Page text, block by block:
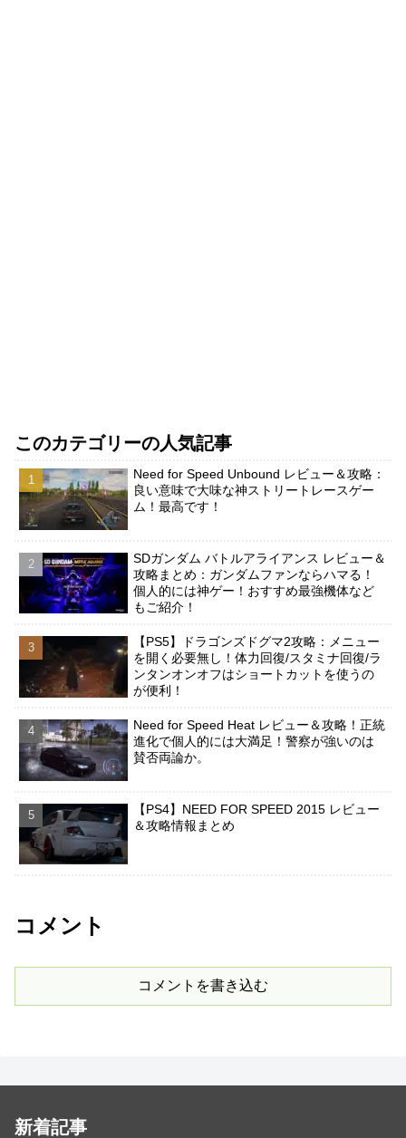
このカテゴリーの人気記事
Need for Speed Unbound レビュー＆攻略：
良い意味で大味な神ストリートレースゲー
ム！最高です！
SDガンダム バトルアライアンス レビュー＆
攻略まとめ：ガンダムファンならハマる！
個人的には神ゲー！おすすめ最強機体など
もご紹介！
【PS5】ドラゴンズドグマ2攻略：メニュー
を開く必要無し！体力回復/スタミナ回復/ラ
ンタンオンオフはショートカットを使うの
が便利！
Need for Speed Heat レビュー＆攻略！正統
進化で個人的には大満足！警察が強いのは
賛否両論か。
【PS4】NEED FOR SPEED 2015 レビュー
＆攻略情報まとめ
コメント
コメントを書き込む
新着記事